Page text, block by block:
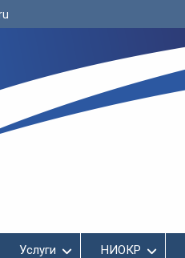
Услуги НИОКР